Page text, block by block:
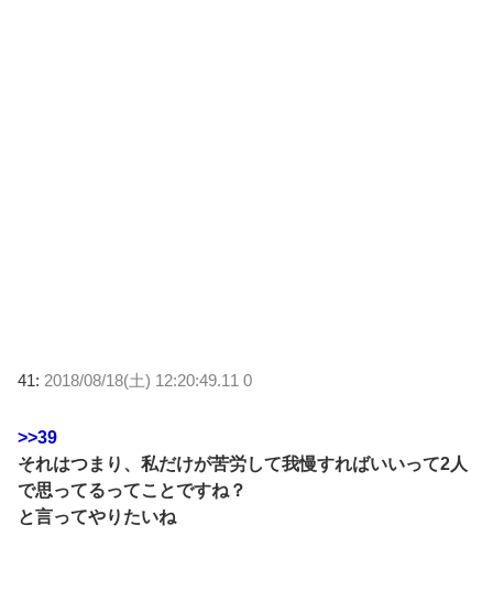
41: 2018/08/18(土) 12:20:49.11 0
>>39
それはつまり、私だけが苦労して我慢すればいいって2人
で思ってるってことですね？
と言ってやりたいね